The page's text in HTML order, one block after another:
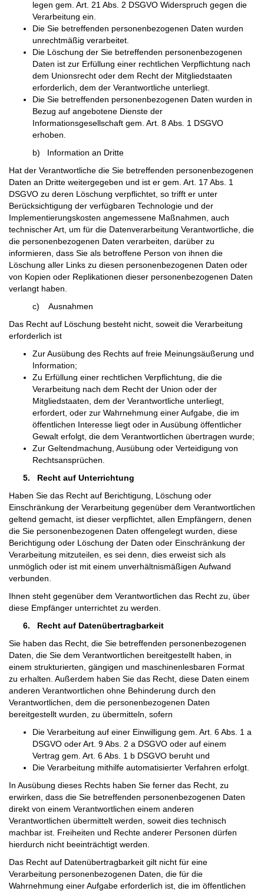
legen gem. Art. 21 Abs. 2 DSGVO Widerspruch gegen die
Verarbeitung ein.
Die Sie betreffenden personenbezogenen Daten wurden
unrechtmäßig verarbeitet.
Die Löschung der Sie betreffenden personenbezogenen
Daten ist zur Erfüllung einer rechtlichen Verpflichtung nach
dem Unionsrecht oder dem Recht der Mitgliedstaaten
erforderlich, dem der Verantwortliche unterliegt.
Die Sie betreffenden personenbezogenen Daten wurden in
Bezug auf angebotene Dienste der
Informationsgesellschaft gem. Art. 8 Abs. 1 DSGVO
erhoben.
b) Information an Dritte
Hat der Verantwortliche die Sie betreffenden personenbezogenen
Daten an Dritte weitergegeben und ist er gem. Art. 17 Abs. 1
DSGVO zu deren Löschung verpflichtet, so trifft er unter
Berücksichtigung der verfügbaren Technologie und der
Implementierungskosten angemessene Maßnahmen, auch
technischer Art, um für die Datenverarbeitung Verantwortliche, die
die personenbezogenen Daten verarbeiten, darüber zu
informieren, dass Sie als betroffene Person von ihnen die
Löschung aller Links zu diesen personenbezogenen Daten oder
von Kopien oder Replikationen dieser personenbezogenen Daten
verlangt haben.
c) Ausnahmen
Das Recht auf Löschung besteht nicht, soweit die Verarbeitung
erforderlich ist
Zur Ausübung des Rechts auf freie Meinungsäußerung und
Information;
Zu Erfüllung einer rechtlichen Verpflichtung, die die
Verarbeitung nach dem Recht der Union oder der
Mitgliedstaaten, dem der Verantwortliche unterliegt,
erfordert, oder zur Wahrnehmung einer Aufgabe, die im
öffentlichen Interesse liegt oder in Ausübung öffentlicher
Gewalt erfolgt, die dem Verantwortlichen übertragen wurde;
Zur Geltendmachung, Ausübung oder Verteidigung von
Rechtsansprüchen.
5. Recht auf Unterrichtung
Haben Sie das Recht auf Berichtigung, Löschung oder
Einschränkung der Verarbeitung gegenüber dem Verantwortlichen
geltend gemacht, ist dieser verpflichtet, allen Empfängern, denen
die Sie personenbezogenen Daten offengelegt wurden, diese
Berichtigung oder Löschung der Daten oder Einschränkung der
Verarbeitung mitzuteilen, es sei denn, dies erweist sich als
unmöglich oder ist mit einem unverhältnismäßigen Aufwand
verbunden.
Ihnen steht gegenüber dem Verantwortlichen das Recht zu, über
diese Empfänger unterrichtet zu werden.
6. Recht auf Datenübertragbarkeit
Sie haben das Recht, die Sie betreffenden personenbezogenen
Daten, die Sie dem Verantwortlichen bereitgestellt haben, in
einem strukturierten, gängigen und maschinenlesbaren Format
zu erhalten. Außerdem haben Sie das Recht, diese Daten einem
anderen Verantwortlichen ohne Behinderung durch den
Verantwortlichen, dem die personenbezogenen Daten
bereitgestellt wurden, zu übermitteln, sofern
Die Verarbeitung auf einer Einwilligung gem. Art. 6 Abs. 1 a
DSGVO oder Art. 9 Abs. 2 a DSGVO oder auf einem
Vertrag gem. Art. 6 Abs. 1 b DSGVO beruht und
Die Verarbeitung mithilfe automatisierter Verfahren erfolgt.
In Ausübung dieses Rechts haben Sie ferner das Recht, zu
erwirken, dass die Sie betreffenden personenbezogenen Daten
direkt von einem Verantwortlichen einem anderen
Verantwortlichen übermittelt werden, soweit dies technisch
machbar ist. Freiheiten und Rechte anderer Personen dürfen
hierdurch nicht beeinträchtigt werden.
Das Recht auf Datenübertragbarkeit gilt nicht für eine
Verarbeitung personenbezogenen Daten, die für die
Wahrnehmung einer Aufgabe erforderlich ist, die im öffentlichen